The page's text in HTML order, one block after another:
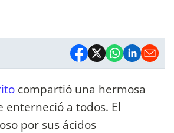
compartió una hermosa
enterneció a todos. El
por sus ácidos